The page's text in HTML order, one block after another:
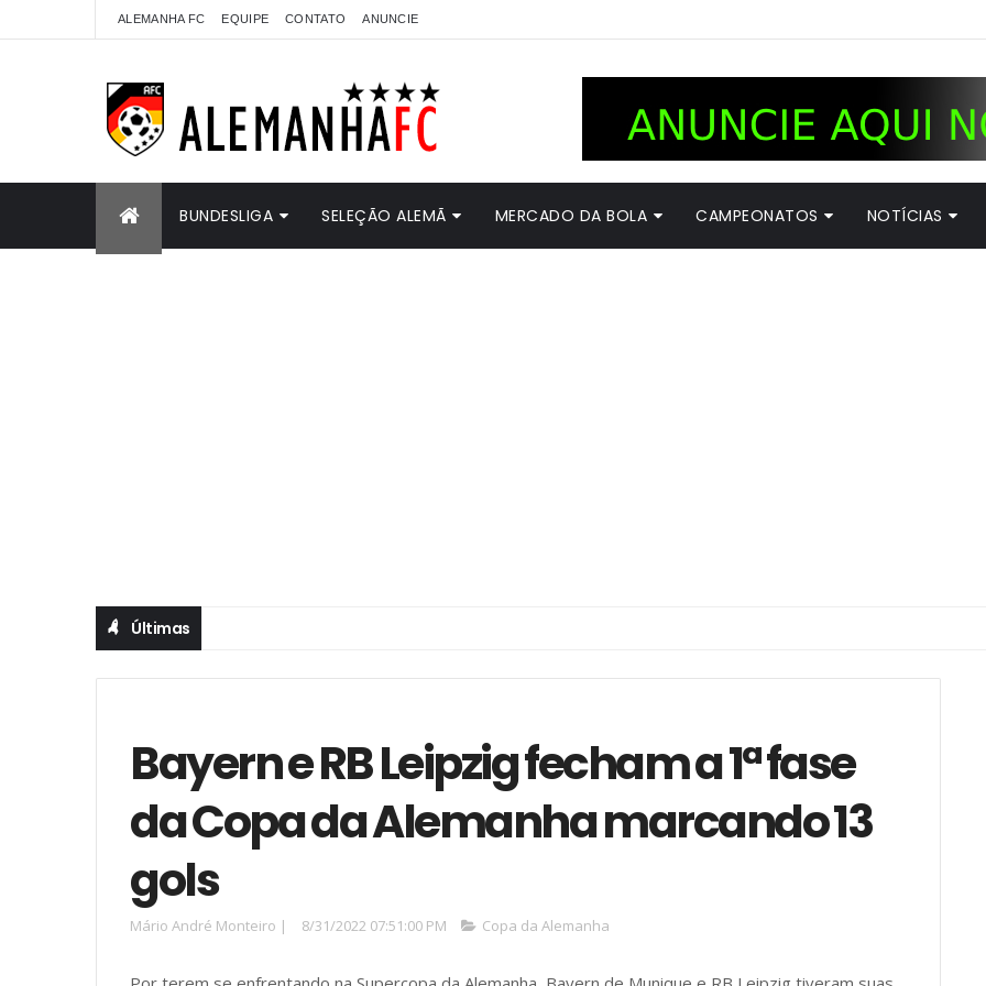
ALEMANHA FC EQUIPE CONTATO ANUNCIE
BUNDESLIGA SELEÇÃO ALEMÃ MERCADO DA BOLA CAMPEONATOS NOTÍCIAS
Últimas
Bayern e RB Leipzig fecham a 1ª fase
da Copa da Alemanha marcando 13
gols
Mário André Monteiro | 8/31/2022 07:51:00 PM Copa da Alemanha